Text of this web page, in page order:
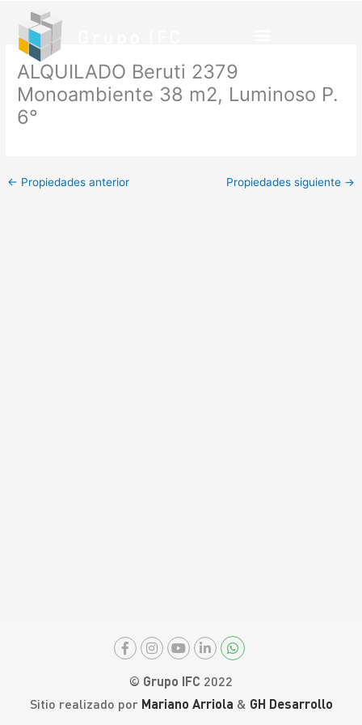
contenido
ALQUILADO Beruti 2379
Monoambiente 38 m2, Luminoso P.
6°
← Propiedades anterior Propiedades siguiente →
© Grupo IFC 2022
Sitio realizado por Mariano Arriola & GH Desarrollo